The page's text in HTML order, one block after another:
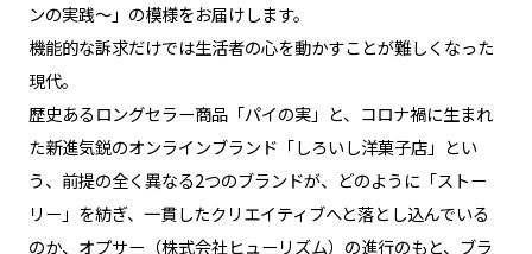
PLAN
募集要項
ンの実践〜」の模様をお届けします。
機能的な訴求だけでは生活者の心を動かすことが難しくなった
現代。
歴史あるロングセラー商品「パイの実」と、コロナ禍に生まれ
た新進気鋭のオンラインブランド「しろいし洋菓子店」とい
う、前提の全く異なる2つのブランドが、どのように「ストー
リー」を紡ぎ、一貫したクリエイティブへと落とし込んでいる
のか、オプサー（株式会社ヒューリズム）の進行のもと、ブラ